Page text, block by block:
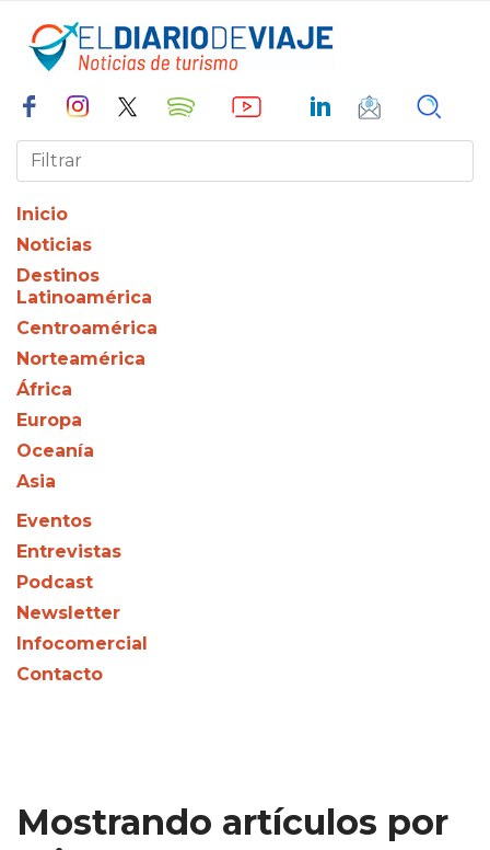
Inicio
Noticias
Destinos
Latinoamérica
Centroamérica
Norteamérica
África
Europa
Oceanía
Asia
Eventos
Entrevistas
Podcast
Newsletter
Infocomercial
Contacto
Mostrando artículos por